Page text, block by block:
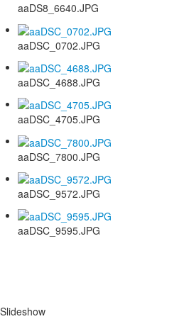
aaDS8_6640.JPG
aaDSC_0702.JPG
aaDSC_4688.JPG
aaDSC_4705.JPG
aaDSC_7800.JPG
aaDSC_9572.JPG
aaDSC_9595.JPG
Slideshow